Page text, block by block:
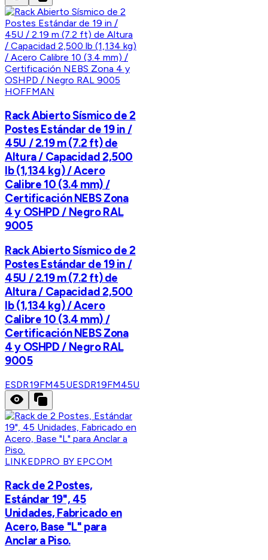
HOFFMAN
Rack Abierto Sísmico de 2
Postes Estándar de 19 in /
45U / 2.19 m (7.2 ft) de
Altura / Capacidad 2,500
lb (1,134 kg) / Acero
Calibre 10 (3.4 mm) /
Certificación NEBS Zona
4 y OSHPD / Negro RAL
9005
Rack Abierto Sísmico de 2
Postes Estándar de 19 in /
45U / 2.19 m (7.2 ft) de
Altura / Capacidad 2,500
lb (1,134 kg) / Acero
Calibre 10 (3.4 mm) /
Certificación NEBS Zona
4 y OSHPD / Negro RAL
9005
ESDR19FM45UESDR19FM45U
LINKEDPRO BY EPCOM
Rack de 2 Postes,
Estándar 19", 45
Unidades, Fabricado en
Acero, Base "L" para
Anclar a Piso.